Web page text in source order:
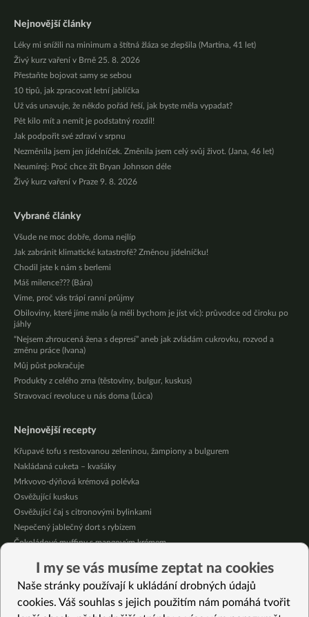
Nejnovější články
Léky mi snížili na minimum a štítná žláza se zlepšila (Martina, 41 let)
Živý kurz vaření v Brně 25. 8. 2026
Přestaňte bojovat samy se sebou
10 tipů, jak zpracovat letní jablíčka
Už vás unavuje, že někdo pořád řeší, jak byste měla vypadat?
Pět kilo mít a nemít je podstatný rozdíl!
Jak podpořit své zdraví v srpnu
Nezměnila jsem jen jídelníček. Změnila jsem celý svůj život. (Jana, 46 let)
Neumírej: Proč chce žít Bryan Johnson déle
Živý kurz vaření v Praze 9. 8. 2026
Vybrané články
Všude ne moc dobře, doma nejlíp
Jak zabránit klimatické katastrofě? Změnou jídelníčku!
Chodil jste k nám s berlemi
Máš milence??? (Bára)
Víme, proč vás trápí ranní průjmy
Obiloviny, které jíme málo (a měli bychom je jíst víc): průvodce od čiroku po
jáhly
“Nejsem zhroucená žena s depresí” aneb jak zvládám cukrovku, rozvod a
změnu práce (Ivana)
Můj půst pokračuje
Produkty z celého zrna (těstoviny, bulgur, kuskus)
Stravovací revoluce u nás doma (Lůca)
Nejnovější recepty
Křupavé tofu s restovanou zeleninou, žampiony a bulgurem
Nakládaná cuketa – kvašáky
Mrkvovo-dýňová krémová polévka
Osvěžující kuskus
Osvěžující čaj s citronovými bylinkami
Nepečený jablečný dort s rybízem
Čokoládové muffiny s mangovým krémem
Krémová zeleninová polévka s koprem a vločkami
Celozrnná rýže basmati se zeleninou
I my se vás musíme zeptat na cookies
Naše stránky používají k ukládání drobných údajů
cookies. Váš souhlas s jejich použitím nám pomáhá tvořit